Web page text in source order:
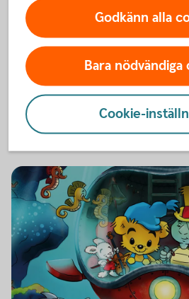
Håkan Bråkan
Håkan Bråkan 003
29 december, kl. 17:30.
FULLBOKAD
Godkänn alla
Bara nödvändiga
Cookie-